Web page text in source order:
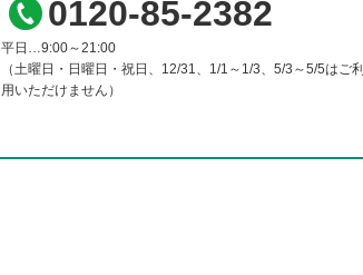
0120-85-2382
平日…9:00～21:00
（土曜日・日曜日・祝日、12/31、1/1～1/3、5/3～5/5はご利
用いただけません）